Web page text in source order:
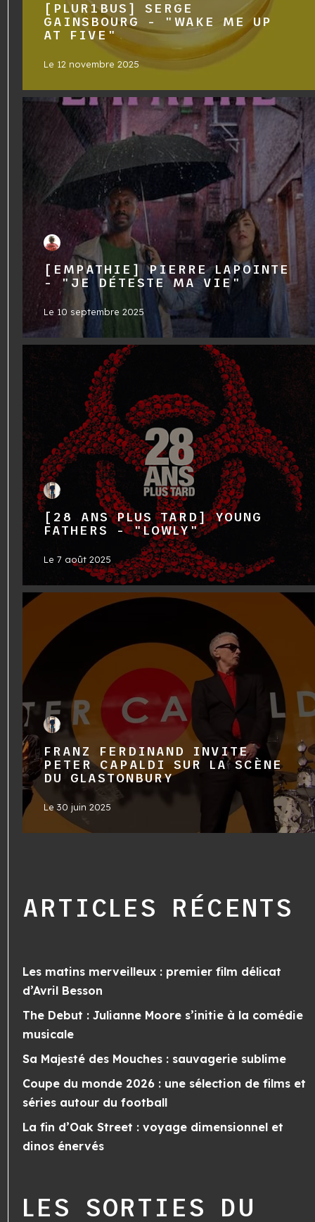
[PLUR1BUS] SERGE
GAINSBOURG - "WAKE ME UP
AT FIVE"
Le 12 novembre 2025
[EMPATHIE] PIERRE LAPOINTE
- "JE DÉTESTE MA VIE"
Le 10 septembre 2025
[28 ANS PLUS TARD] YOUNG
FATHERS - "LOWLY"
Le7 août 2025
FRANZ FERDINAND INVITE
PETER CAPALDI SUR LA SCÈNE
DU GLASTONBURY
Le30 juin 2025
ARTICLES RÉCENTS
Les matins merveilleux : premier film délicat
d’Avril Besson
The Debut : Julianne Moore s’initie à la comédie
musicale
Sa Majesté des Mouches : sauvagerie sublime
Coupe du monde 2026 : une sélection de films et
séries autour du football
La fin d’Oak Street : voyage dimensionnel et
dinos énervés
LES SORTIES DU